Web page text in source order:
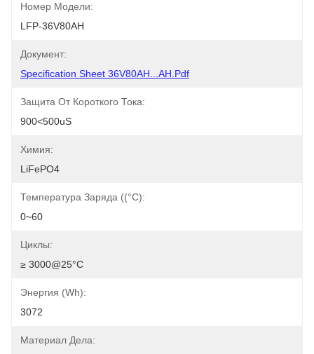
Номер Модели:
LFP-36V80AH
Документ:
Specification Sheet 36V80AH...AH.pdf
Защита От Короткого Тока:
900<500uS
Химия:
LiFePO4
Температура Заряда ((°C):
0~60
Циклы:
≥ 3000@25°C
Энергия (Wh):
3072
Материал Дела: